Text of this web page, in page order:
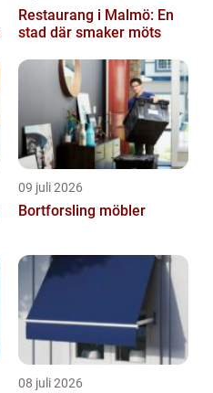
Restaurang i Malmö: En
stad där smaker möts
09 juli 2026
Bortforsling möbler
08 juli 2026